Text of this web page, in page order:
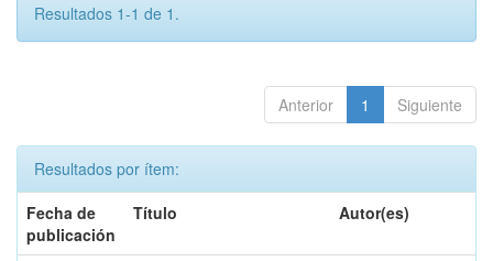
Resultados 1-1 de 1.
Anterior 1 Siguiente
Resultados por ítem:
Fecha de
publicación
Título Autor(es)